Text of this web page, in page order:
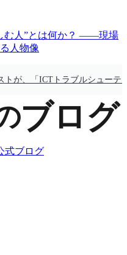
む人”とは何か？ ――現場
人物像
トが、「ICTトラブルシューテ
式ブログ